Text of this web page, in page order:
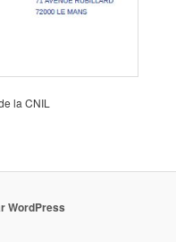
la CNIL
WordPress